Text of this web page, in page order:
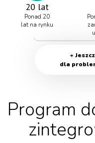
20 lat
Ponad 20
lat na rynku
+
dla
Program